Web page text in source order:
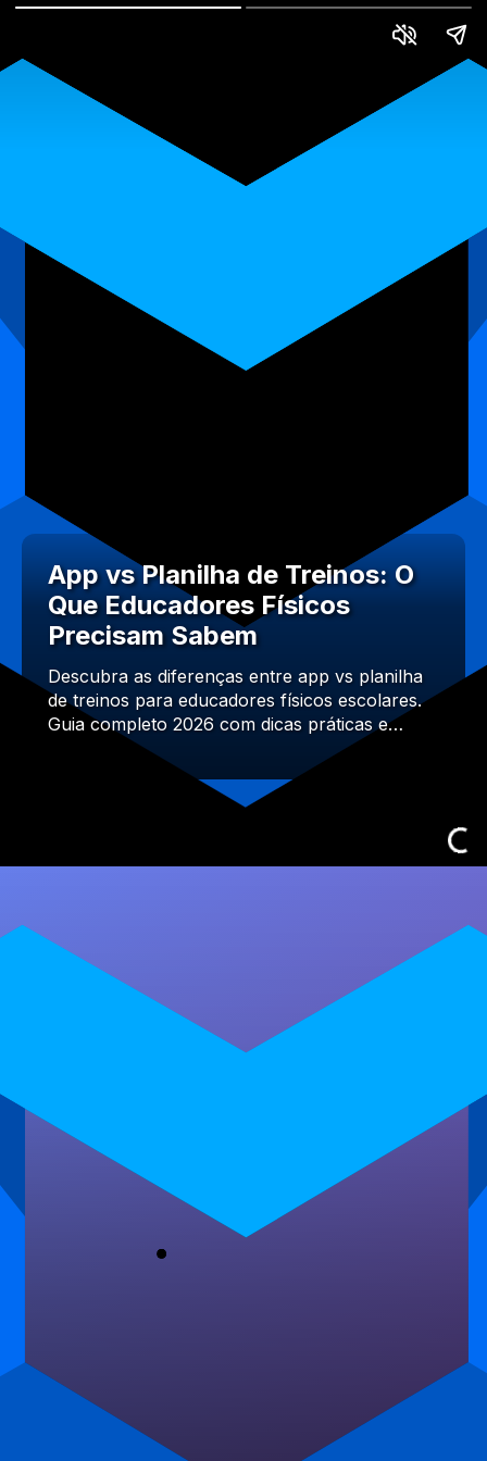
App vs Planilha de Treinos: O
Que Educadores Físicos
Precisam Sabem
Descubra as diferenças entre app vs planilha
de treinos para educadores físicos escolares.
Guia completo 2026 com dicas práticas e…